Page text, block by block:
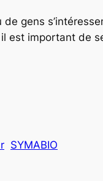
gens
est important de
SYMABIO